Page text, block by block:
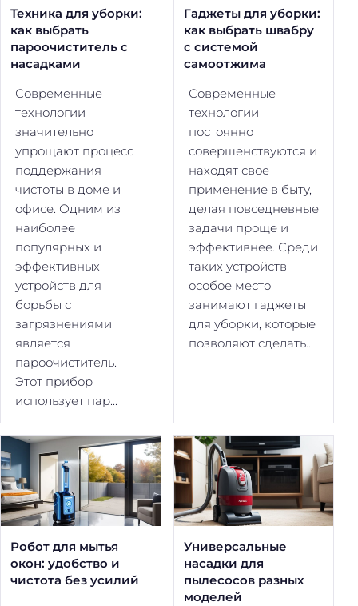
Техника для уборки:
как выбрать
пароочиститель с
насадками
Современные
технологии
значительно
упрощают процесс
поддержания
чистоты в доме и
офисе. Одним из
наиболее
популярных и
эффективных
устройств для
борьбы с
загрязнениями
является
пароочиститель.
Этот прибор
использует пар...
Гаджеты для уборки:
как выбрать швабру
с системой
самоотжима
Современные
технологии
постоянно
совершенствуются и
находят свое
применение в быту,
делая повседневные
задачи проще и
эффективнее. Среди
таких устройств
особое место
занимают гаджеты
для уборки, которые
позволяют сделать...
Робот для мытья
окон: удобство и
чистота без усилий
Универсальные
насадки для
пылесосов разных
моделей